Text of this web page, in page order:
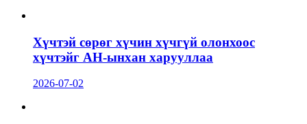
Хүчтэй сөрөг хүчин хүчгүй олонхоос
хүчтэйг АН-ынхан харууллаа
2026-07-02